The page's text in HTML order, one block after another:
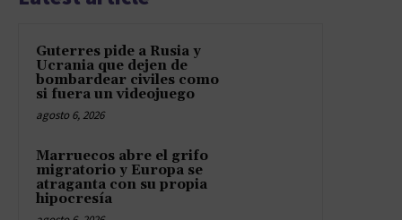
Guterres pide a Rusia y
Ucrania que dejen de
bombardear civiles como
si fuera un videojuego
agosto 6, 2026
Marruecos abre el grifo
migratorio y Europa se
atraganta con su propia
hipocresía